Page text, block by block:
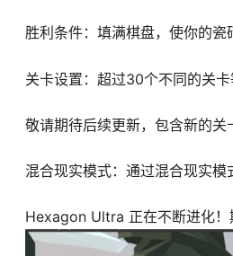
胜利条件：填满棋盘，使你的瓷
关卡设置：超过30个不同的关
敬请期待后续更新，包含新的关
混合现实模式：通过混合现实模
Hexagon Ultra 正在不断进化！